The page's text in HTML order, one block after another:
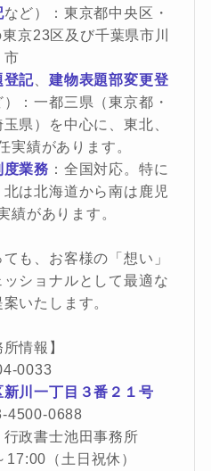
など）：東京都中央区・
京23区及び千葉県市川
市
登記 、建物表題部変更登
）：一都三県（東京都・
県）を中心に、東北、
実績があります。
業務 ：全国対応。特に
は北海道から南は鹿児
績があります。
も、お客様の「想い」
ショナルとして最適な
いたします。
所情報】
0033
川一丁目３番２１号
4500-0688
政書士池田事務所
（土日祝休）